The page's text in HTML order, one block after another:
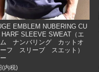
EMBLEM NUBERING CU
SLEEVE SWEAT（エ
ム ナンバリング カットオ
フ スリーブ スエット）
(内税)